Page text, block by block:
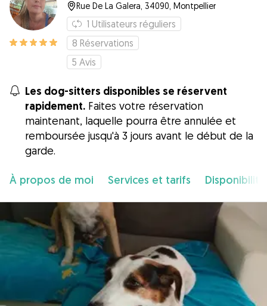
Rue De La Galera, 34090, Montpellier
1 Utilisateurs réguliers
8 Réservations
5 Avis
Les dog-sitters disponibles se réservent
rapidement. Faites votre réservation
maintenant, laquelle pourra être annulée et
remboursée jusqu'à 3 jours avant le début de la
garde.
À propos de moi Services et tarifs Disponibilité